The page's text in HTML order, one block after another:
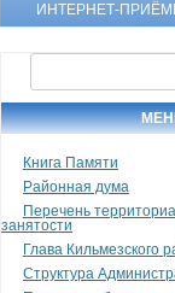
ИНТЕРНЕТ-
Книга Памяти
Районная дума
Перечень
занятости
Глава Кильмезского
Структура